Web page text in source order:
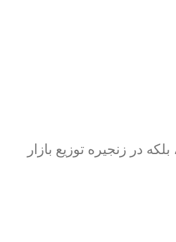
در زنجیره توزیع بازار